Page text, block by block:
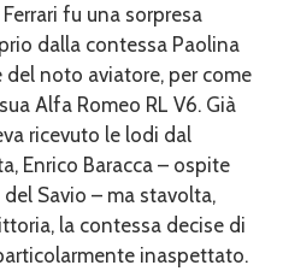
fu una sorpresa
dalla contessa Paolina
del noto aviatore, per come
Alfa Romeo RL V6. Già
ricevuto le lodi dal
Enrico Baracca – ospite
Savio – ma stavolta,
la contessa decise di
inaspettato.